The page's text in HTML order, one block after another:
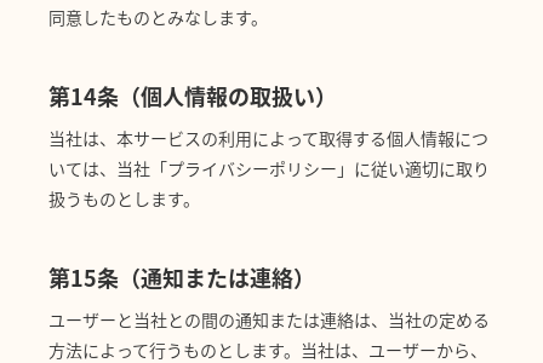
同意したものとみなします。
第14条（個人情報の取扱い）
当社は、本サービスの利用によって取得する個人情報につ
いては、当社「プライバシーポリシー」に従い適切に取り
扱うものとします。
第15条（通知または連絡）
ユーザーと当社との間の通知または連絡は、当社の定める
方法によって行うものとします。当社は、ユーザーから、